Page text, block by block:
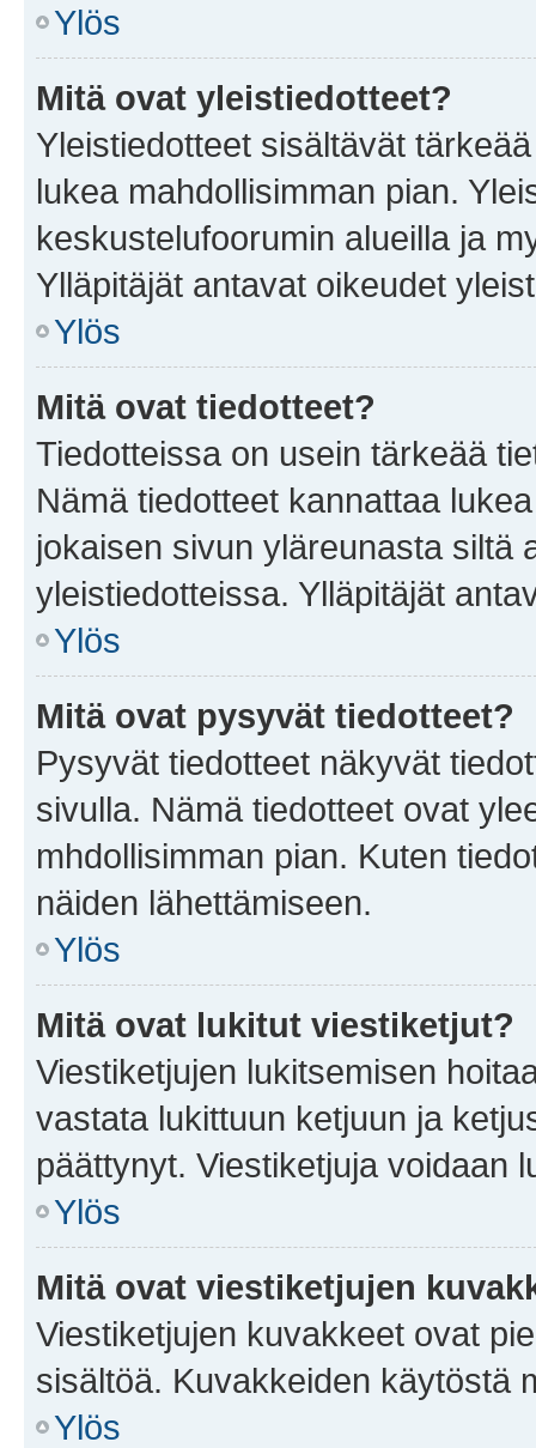
Ylös
Mitä ovat yleistiedotteet?
Yleistiedotteet sisältävät
lukea mahdollisimman pian.
keskustelufoorumin alueilla ja
Ylläpitäjät antavat oikeudet
Ylös
Mitä ovat tiedotteet?
Tiedotteissa on usein tärkeää
Nämä tiedotteet kannattaa
jokaisen sivun yläreunasta siltä
yleistiedotteissa. Ylläpitäjät
Ylös
Mitä ovat pysyvät tiedotteet?
Pysyvät tiedotteet näkyvät
sivulla. Nämä tiedotteet ovat
mhdollisimman pian. Kuten
näiden lähettämiseen.
Ylös
Mitä ovat lukitut viestiketjut?
Viestiketjujen lukitsemisen
vastata lukittuun ketjuun ja
päättynyt. Viestiketjuja voidaan
Ylös
Mitä ovat viestiketjujen
Viestiketjujen kuvakkeet ovat
sisältöä. Kuvakkeiden käytöstä
Ylös